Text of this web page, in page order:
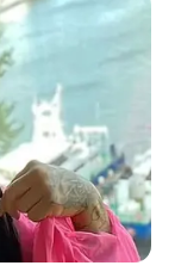
TRANSMETRO